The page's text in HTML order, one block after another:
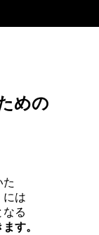
めの
た
には
なる
す。